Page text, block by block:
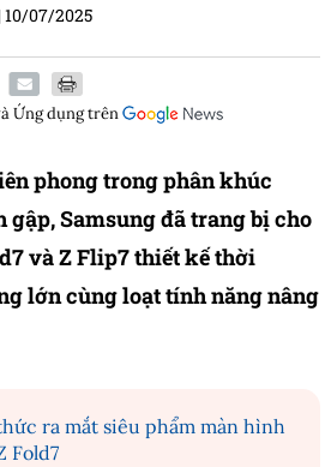
|10/07/2025
Ứng dụngtrên
phong trong phân khúc
Samsung đã trang bị cho
và Z Flip7 thiết kế thời
lớn cùng loạt tính năng nâng
ra mắt siêu phẩm màn hình
Fold7